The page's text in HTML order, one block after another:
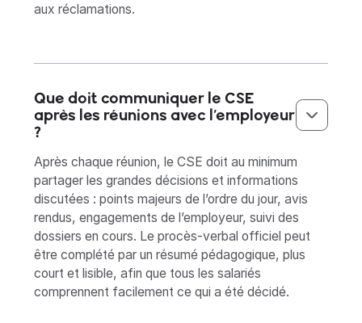
aux réclamations.
Que doit communiquer le CSE
après les réunions avec l’employeur
?‍
Après chaque réunion, le CSE doit au minimum
partager les grandes décisions et informations
discutées : points majeurs de l’ordre du jour, avis
rendus, engagements de l’employeur, suivi des
dossiers en cours. Le procès-verbal officiel peut
être complété par un résumé pédagogique, plus
court et lisible, afin que tous les salariés
comprennent facilement ce qui a été décidé.